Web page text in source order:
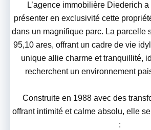
L’agence immobilière Diederich
présenter en exclusivité cette
dans un magnifique parc. La parcelle
95,10 ares, offrant un cadre de vie
unique allie charme et tranquillité,
recherchent un environnement
Construite en 1988 avec des
offrant intimité et calme absolu, elle
: